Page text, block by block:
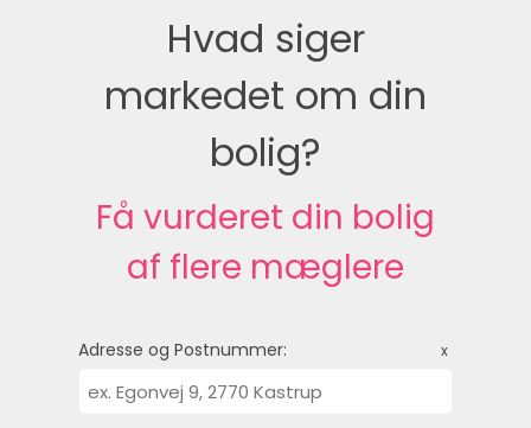
Hvad siger
markedet om din
bolig?
Få vurderet din bolig
af flere mæglere
Adresse og Postnummer: x